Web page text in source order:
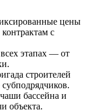
цены
с
этапах — от
строителей
бассейна и
объекта.